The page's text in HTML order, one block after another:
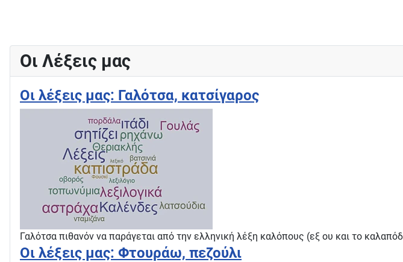
Οι Λέξεις μας
Οι λέξεις μας: Γαλότσα, κατσίγαρος
Γαλότσα πιθανόν να παράγεται από την ελληνική λέξη καλόπους (εξ ου και το
Οι λέξεις μας: Φτουράω, πεζούλι